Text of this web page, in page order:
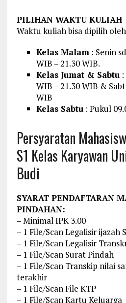
PILIHAN WAKTU KULIAH
Waktu kuliah bisa dipilih
Kelas Malam: Senin
WIB – 21.30 WIB.
Kelas Jumat & Sabtu:
WIB – 21.30 WIB &
WIB
Kelas Sabtu: Pukul
Persyaratan
S1 Kelas Karyawan
Budi
SYARAT PENDAFTARAN
PINDAHAN:
– Minimal IPK 3.00
– 1 File/Scan Legalisir ijazah
– 1 File/Scan Legalisir
– 1 File/Scan Surat Pindah
– 1 File/Scan Transkip nilai
terakhir
– 1 File/Scan File KTP
– 1 File/Scan Kartu Keluarga